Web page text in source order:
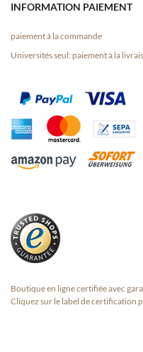
INFORMATION PAIEMENT
paiement à la commande
Universités seul: paiement à la
Boutique en ligne certifiée avec
Cliquez sur le label de certification